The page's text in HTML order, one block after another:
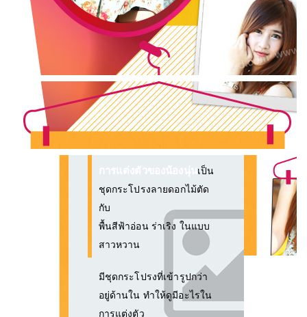
เป็น
ชุดกระโปรงลายดอกไม้ตัด
กับ
พื้นสีฟ้าอ่อน ร่าเริง ในแบบ
สาวหวาน
มีชุดกระโปรงที่เข้ารูปกว่า
อยู่ด้านใน ทำให้ดูมีอะไรใน
การแต่งตัว